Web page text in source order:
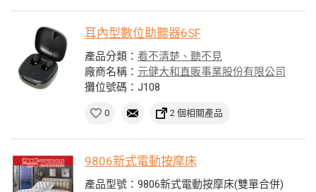
耳內型數位助聽器6SF
產品分類： 看不清楚、聽不見
廠商名稱： 元健大和直販事業股份有限公司
攤位號碼：J108
0 2 個相關產品
9806新式電動按摩床
產品型號：9806新式電動按摩床(雙單合併)